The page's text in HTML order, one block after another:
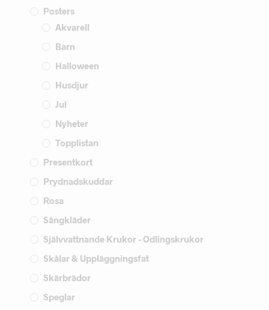
Posters
Akvarell
Barn
Halloween
Husdjur
Jul
Nyheter
Topplistan
Presentkort
Prydnadskuddar
Rosa
Sängkläder
Självvattnande Krukor - Odlingskrukor
Skålar & Uppläggningsfat
Skärbrädor
Speglar